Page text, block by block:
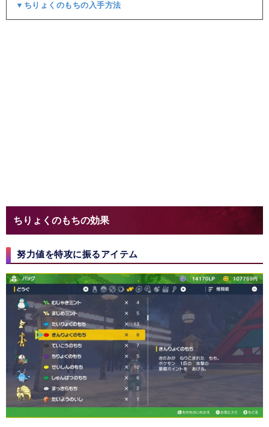
▼ちりょくのもちの入手方法
ちりょくのもちの効果
努力値を特攻に振るアイテム